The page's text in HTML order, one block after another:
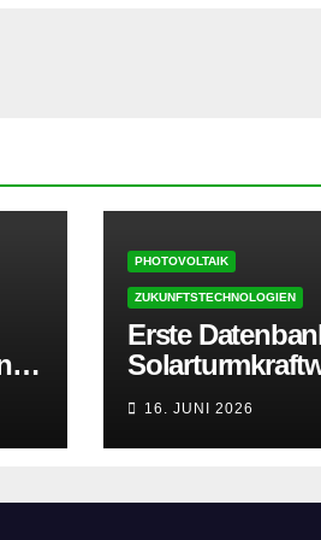
PHOTOVOLTAIK
ZUKUNFTSTECHNOLOGIEN
Erste
16. JUNI 2026